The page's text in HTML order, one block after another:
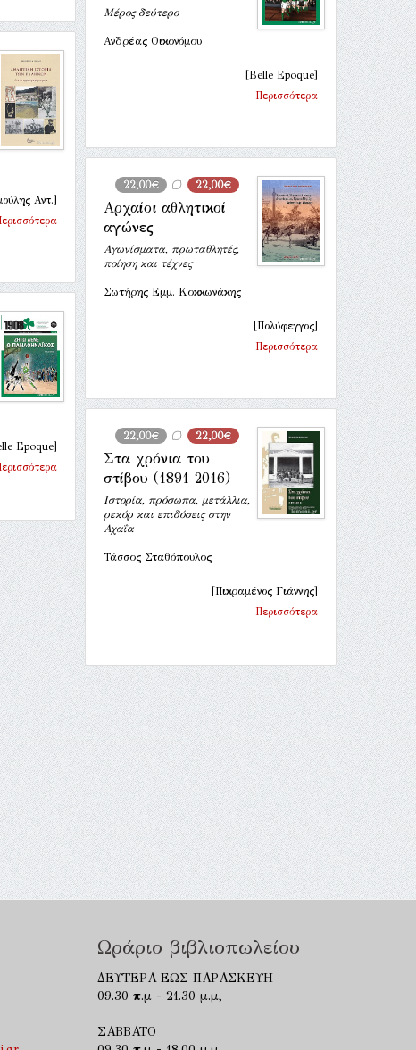
Μέρος δεύτερο
Ανδρέας Οικονόμου
[Belle Epoque]
Περισσότερα
Αντ.]
22,00€ 22,00€
Αρχαίοι αθλητικοί
αγώνες
Αγωνίσματα, πρωταθλητές,
ποίηση και τέχνες
Σωτήρης Εμμ. Κοκκωνάκης
[Πολύφεγγος]
Περισσότερα
Epoque]
22,00€ 22,00€
Στα χρόνια του
στίβου (1891 2016)
Ιστορία, πρόσωπα, μετάλλια,
ρεκόρ και επιδόσεις στην
Αχαΐα
Τάσσος Σταθόπουλος
[Πικραμένος Γιάννης]
Περισσότερα
Ωράριο βιβλιοπωλείου
ΔΕΥΤΕΡΑ ΕΩΣ ΠΑΡΑΣΚΕΥΗ
09.30 π.μ - 21.30 μ.μ,
ΣΑΒΒΑΤΟ